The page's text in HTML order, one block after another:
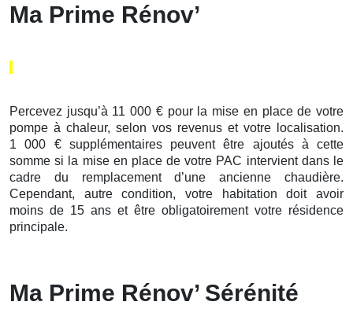
Ma Prime Rénov’
Percevez jusqu’à 11 000 € pour la mise en place de votre
pompe à chaleur, selon vos revenus et votre localisation.
1 000 € supplémentaires peuvent être ajoutés à cette
somme si la mise en place de votre PAC intervient dans le
cadre du remplacement d’une ancienne chaudière.
Cependant, autre condition, votre habitation doit avoir
moins de 15 ans et être obligatoirement votre résidence
principale.
Ma Prime Rénov’ Sérénité